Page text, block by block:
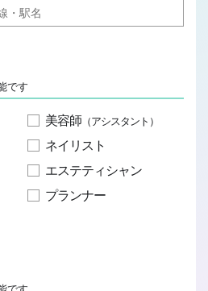
Q&A
です
美容師 （アシスタント）
ネイリスト
エステティシャン
プランナー
です